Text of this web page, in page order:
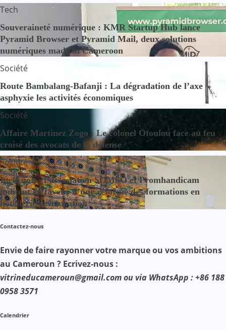
Tech
Souveraineté numérique : KMR Startup Hub lance
Pyramid Browser et Pyramid Mail, deux solutions
numériques made in Cameroon
Société
Route Bambalang-Bafanji : La dégradation de l’axe
asphyxie les activités économiques
Société
Affaire Martinez Zogo : Le colonel Otoulou face au feu
croisé des avocats de la défense
Société
Inclusion : l’association SOMSO et Promhandicam
militent en faveur d’une réforme des formations en
hôtellerie-restauration
Contactez-nous
Envie de faire rayonner votre marque ou vos ambitions
au Cameroun ? Ecrivez-nous :
vitrineducameroun@gmail.com ou via WhatsApp : +86 188
0958 3571
Calendrier